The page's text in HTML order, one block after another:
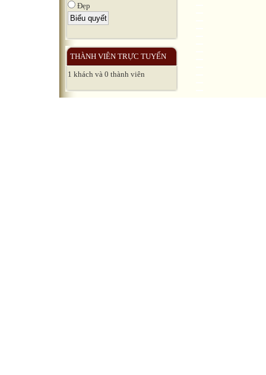
Đẹp
THÀNH VIÊN TRỰC TUYẾN
1 khách và 0 thành viên